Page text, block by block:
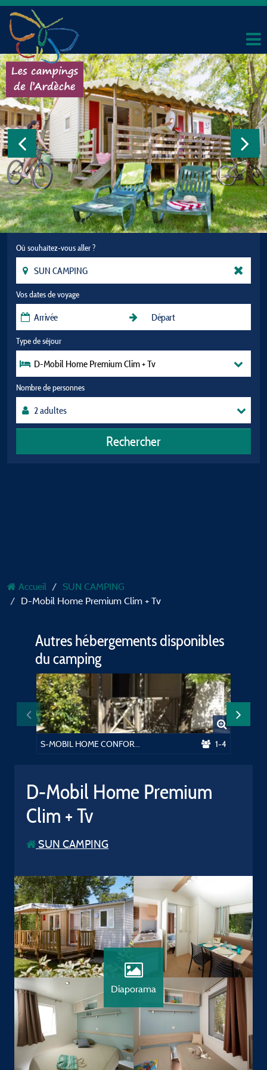
Où souhaitez-vous aller ?
Vos dates de voyage
Type de séjour
D-Mobil Home Premium Clim + Tv
Nombre de personnes
Rechercher
Accueil
SUN CAMPING
D-Mobil Home Premium Clim + Tv
Autres hébergements disponibles
du camping
1-4
D-Mobil Home Premium
Clim + Tv
SUN CAMPING
Diaporama